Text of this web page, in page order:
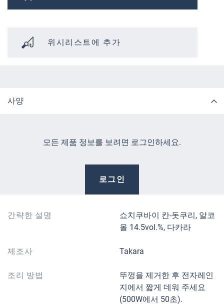
위시리스트에 추가
사양
모든 제품 정보를 보려면 로그인하세요.
로그인
간략한 설명
쇼치쿠바이 칸-돗쿠리, 알코
올 14.5vol.%, 다카라
제조사 Takara
조리 방법
뚜껑을 제거한 후 전자레인
지에서 짧게 데워 주세요
(500W에서 50초).